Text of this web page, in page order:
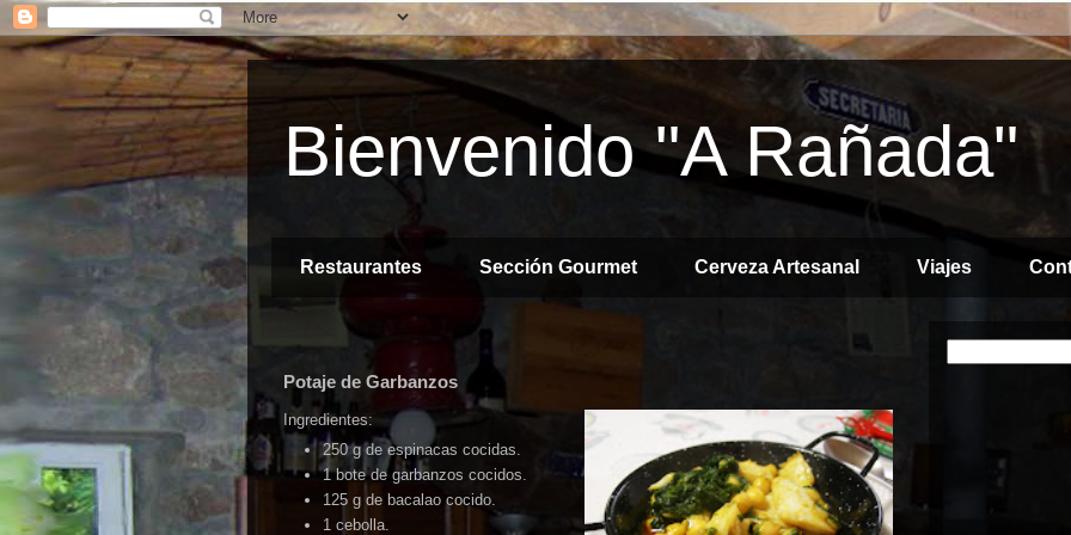
Bienvenido "A Rañada"
Restaurantes Sección Gourmet Cerveza Artesanal Viajes
Potaje de Garbanzos
Ingredientes:
250 g de espinacas cocidas.
1 bote de garbanzos cocidos.
125 g de bacalao cocido.
1 cebolla.